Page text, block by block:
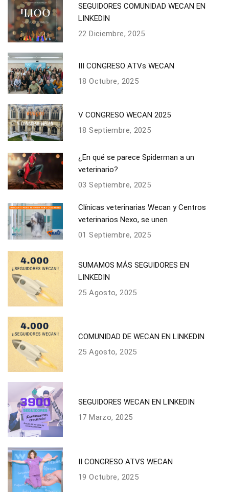
SEGUIDORES COMUNIDAD WECAN EN
LINKEDIN
22 Diciembre, 2025
III CONGRESO ATVs WECAN
18 Octubre, 2025
V CONGRESO WECAN 2025
18 Septiembre, 2025
¿En qué se parece Spiderman a un
veterinario?
03 Septiembre, 2025
Clínicas veterinarias Wecan y Centros
veterinarios Nexo, se unen
01 Septiembre, 2025
SUMAMOS MÁS SEGUIDORES EN
LINKEDIN
25 Agosto, 2025
COMUNIDAD DE WECAN EN LINKEDIN
25 Agosto, 2025
SEGUIDORES WECAN EN LINKEDIN
17 Marzo, 2025
II CONGRESO ATVS WECAN
19 Octubre, 2025